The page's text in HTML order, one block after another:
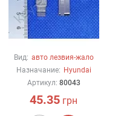
Вид: авто лезвия-жало
Назначание: Hyundai
Артикул: 80043
45.35 грн